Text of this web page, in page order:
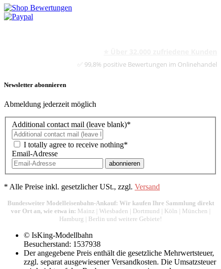
✅ 99,8% positive Bewertungen im Onlinehandel
Newsletter abonnieren
Abmeldung jederzeit möglich
Additional contact mail (leave blank)*
I totally agree to receive nothing*
Email-Adresse
abonnieren
* Alle Preise inkl. gesetzlicher USt., zzgl. Versand
Bundesweiter Modelleisenbahn-Ankauf: Wir kaufen Ihre Sammlung direkt
vor Ort an, wie etwa in: Mainz | Wiesbaden | Dortmund | Köln | München |
Hamburg | Berlin und weitere Gebiete!
© IsKing-Modellbahn
Besucherstand: 1537938
Der angegebene Preis enthält die gesetzliche Mehrwertsteuer,
zzgl. separat ausgewiesener Versandkosten. Die Umsatzsteuer